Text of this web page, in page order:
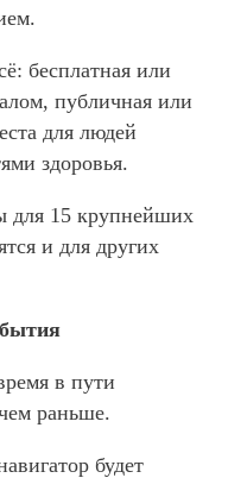
бесплатная или
публичная или
для людей
здоровья.
для 15 крупнейших
и для других
в пути
раньше.
будет